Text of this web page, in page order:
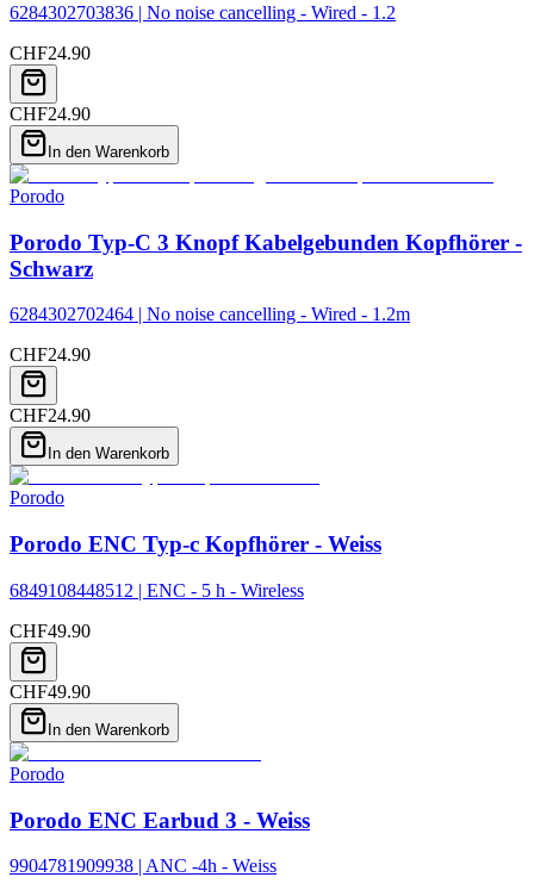
6284302703836 | No noise cancelling - Wired - 1.2
CHF24.90
CHF24.90
In den Warenkorb
Porodo
Porodo Typ-C 3 Knopf Kabelgebunden Kopfhörer -
Schwarz
6284302702464 | No noise cancelling - Wired - 1.2m
CHF24.90
CHF24.90
In den Warenkorb
Porodo
Porodo ENC Typ-c Kopfhörer - Weiss
6849108448512 | ENC - 5 h - Wireless
CHF49.90
CHF49.90
In den Warenkorb
Porodo
Porodo ENC Earbud 3 - Weiss
9904781909938 | ANC -4h - Weiss